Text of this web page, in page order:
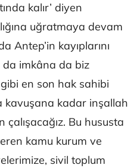
kalır’ diyen
uğratmaya devam
Antep’in kayıplarını
da imkâna da biz
en son hak sahibi
kavuşana kadar inşallah
Bu hususta
kamu kurum ve
sivil toplum